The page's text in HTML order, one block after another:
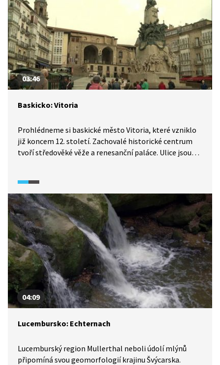
03:46
Baskicko: Vitoria
Prohlédneme si baskické město Vitoria, které vzniklo
již koncem 12. století. Zachovalé historické centrum
tvoří středověké věže a renesanční paláce. Ulice jsou
pro usnadnění pohybu v kopcovitém terénu.
Na předměstí se nachází mokřady chráněné
Ramsarskou úmluvou.
04:09
Lucembursko: Echternach
Lucemburský region Mullerthal neboli údolí mlýnů
připomíná svou geomorfologií krajinu Švýcarska.